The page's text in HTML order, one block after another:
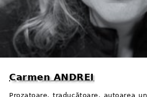
Carmen ANDREI
Prozatoare, traducătoare, autoarea